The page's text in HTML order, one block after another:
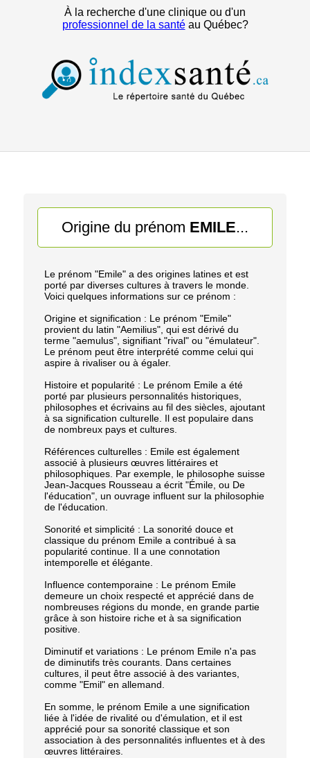
À la recherche d'une clinique ou d'un
professionnel de la santéau Québec?
Origine du prénom EMILE...
Le prénom "Emile" a des origines latines et est
porté par diverses cultures à travers le monde.
Voici quelques informations sur ce prénom :
Origine et signification : Le prénom "Emile"
provient du latin "Aemilius", qui est dérivé du
terme "aemulus", signifiant "rival" ou "émulateur".
Le prénom peut être interprété comme celui qui
aspire à rivaliser ou à égaler.
Histoire et popularité : Le prénom Emile a été
porté par plusieurs personnalités historiques,
philosophes et écrivains au fil des siècles, ajoutant
à sa signification culturelle. Il est populaire dans
de nombreux pays et cultures.
Références culturelles : Emile est également
associé à plusieurs œuvres littéraires et
philosophiques. Par exemple, le philosophe suisse
Jean-Jacques Rousseau a écrit "Émile, ou De
l'éducation", un ouvrage influent sur la philosophie
de l'éducation.
Sonorité et simplicité : La sonorité douce et
classique du prénom Emile a contribué à sa
popularité continue. Il a une connotation
intemporelle et élégante.
Influence contemporaine : Le prénom Emile
demeure un choix respecté et apprécié dans de
nombreuses régions du monde, en grande partie
grâce à son histoire riche et à sa signification
positive.
Diminutif et variations : Le prénom Emile n'a pas
de diminutifs très courants. Dans certaines
cultures, il peut être associé à des variantes,
comme "Emil" en allemand.
En somme, le prénom Emile a une signification
liée à l'idée de rivalité ou d'émulation, et il est
apprécié pour sa sonorité classique et son
association à des personnalités influentes et à des
œuvres littéraires.